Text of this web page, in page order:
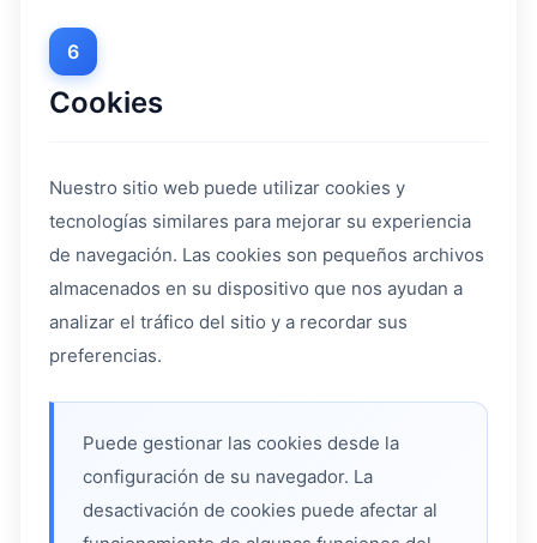
6
Cookies
Nuestro sitio web puede utilizar cookies y
tecnologías similares para mejorar su experiencia
de navegación. Las cookies son pequeños archivos
almacenados en su dispositivo que nos ayudan a
analizar el tráfico del sitio y a recordar sus
preferencias.
Puede gestionar las cookies desde la
configuración de su navegador. La
desactivación de cookies puede afectar al